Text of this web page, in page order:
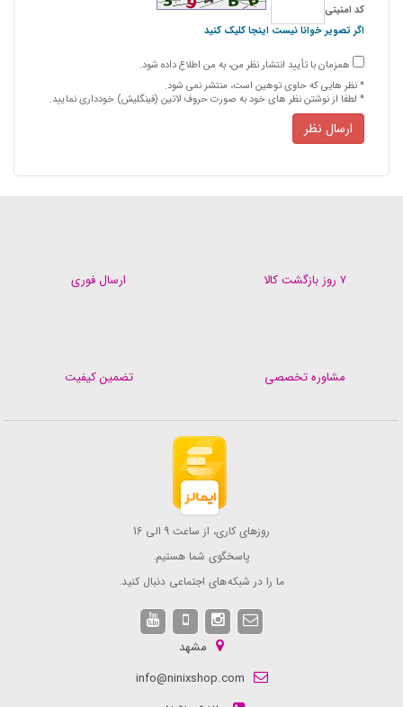
كد امنیتی
اگر تصویر خوانا نیست اینجا کلیک کنید
همزمان با تأیید انتشار نظر من، به من اطلاع داده شود.
* نظر هایی كه حاوی توهین است، منتشر نمی شود.
* لطفا از نوشتن نظر های خود به صورت حروف لاتین (فینگلیش) خودداری نمایید.
ارسال نظر
ارسال فوری ۷ روز بازگشت کالا
تضمین کیفیت مشاوره تخصصی
روزهای کاری، از ساعت 9 الی 16
پاسخگوی شما هستیم.
ما را در شبکه های اجتماعی دنبال کنید.
مشهد
info@ninixshop.com